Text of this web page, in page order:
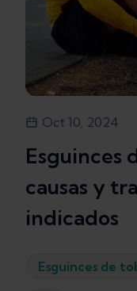
Oct 10, 2024
Esguinces
causas y
indicados
Esguinces de